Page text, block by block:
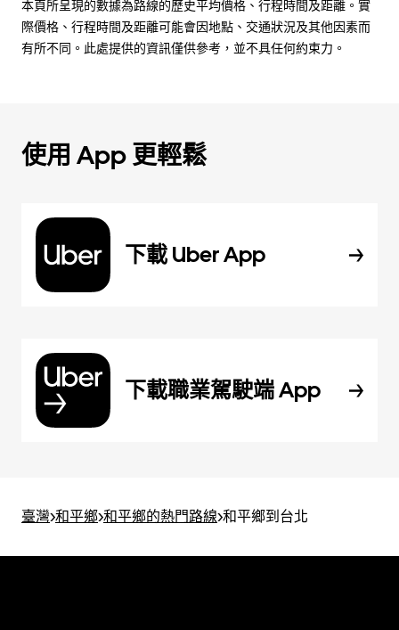
本頁所呈現的數據為路線的歷史平均價格、行程時間及距離。實
際價格、行程時間及距離可能會因地點、交通狀況及其他因素而
有所不同。此處提供的資訊僅供參考，並不具任何約束力。
使用 App 更輕鬆
下載 Uber App
下載職業駕駛端 App
臺灣>和平鄉>和平鄉的熱門路線>和平鄉到台北